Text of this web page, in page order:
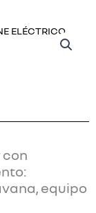
equipo